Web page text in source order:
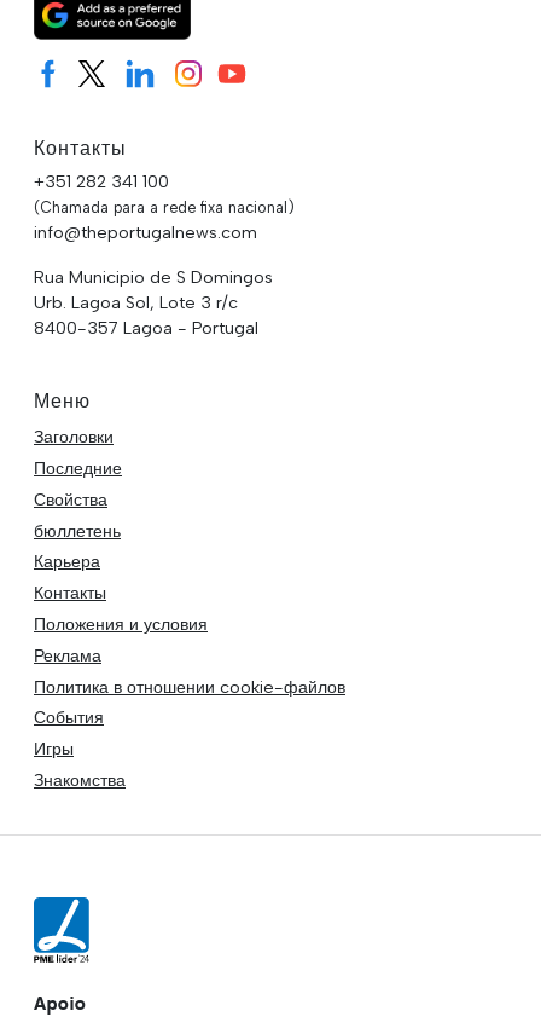
Контакты
+351 282 341 100
(Chamada para a rede fixa nacional)
info@theportugalnews.com
Rua Municipio de S Domingos
Urb. Lagoa Sol, Lote 3 r/c
8400-357 Lagoa - Portugal
Меню
Заголовки
Последние
Свойства
бюллетень
Карьера
Контакты
Положения и условия
Реклама
Политика в отношении cookie-файлов
События
Игры
Знакомства
Apoio